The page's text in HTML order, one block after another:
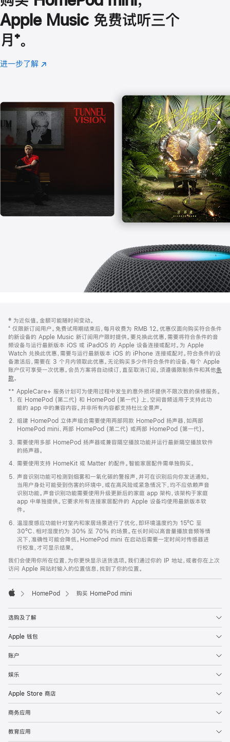
Apple Music 免费试听三个
月 脚
注
⁺。
进一步了解 Apple
(在
口
中
打
开)
页
页
脚
注
‡ 为近似值。金额可能随时间变动。
⁺ 仅限新订阅用户。免费试用期结束后，每月收费为 RMB 12。优惠仅面向购买符合条件
的新设备的 Apple Music 新订阅用户限时提供。要兑换此优惠，需要将符合条件的音
频设备与运行最新版本 iOS 或 iPadOS 的 Apple 设备连接或配对。为 Apple
Watch 兑换此优惠，需要与运行最新版本 iOS 的 iPhone 连接或配对。符合条件的设
备激活后，需要在 3 个月内领取此优惠。无论购买多少件符合条件的设备，每个 Apple
账户仅可享受一次优惠。会员方案将自动续订，直至取消订阅。须遵循限制条件和其他条
款。
窗
口
中
打
开)
** AppleCare+ 服务计划可为使用过程中发生的意外损坏提供不限次数的保修服务。
在 HomePod (第二代) 和 HomePod (第一代) 上，空间音频适用于支持此功
能的 app 中的兼容内容。并非所有内容都支持杜比全景声。
组建 HomePod 立体声组合需要使用两部同款 HomePod 扬声器，如两部
HomePod mini、两部 HomePod (第二代) 或两部 HomePod (第一代)。
需要使用多部 HomePod 扬声器或兼容隔空播放功能并运行最新隔空播放软件
的扬声器。
需要使用支持 HomeKit 或 Matter 的配件。智能家居配件需单独购买。
声音识别功能可检测到烟雾和一氧化碳的警报声，并可在识别后向你发送通知。
当用户身处可能受到伤害的环境中，或在高风险或紧急情况下，均不应依赖声音
识别功能。声音识别功能需要使用升级更新后的家庭 app 架构，该架构于家庭
app 中单独提供。它要求所有连接家居配件的 Apple 设备均使用最新版本软
件。
温湿度感应功能针对室内和家居场景进行了优化，即环境温度约为 15ºC 至
30ºC、相对湿度约为 30% 至 70% 的场景。在长时间以高音量播放音频等情
况下，准确性可能会降低。HomePod mini 在启动后需要一定时间对传感器进
行校准，才可显示结果。
我们会使用你所在位置，为你更快显示送货选项。我们通过你的 IP 地址，或者你在上次
访问 Apple 网站时输入的位置信息，找到了你的位置。
HomePod 购买 HomePod mini
选购及了解
Apple 钱包
账户
娱乐
Apple Store 商店
商务应用
教育应用